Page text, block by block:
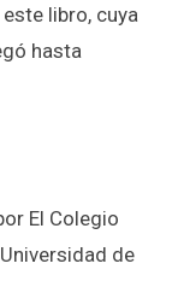
libro, cuya
hasta
El Colegio
de